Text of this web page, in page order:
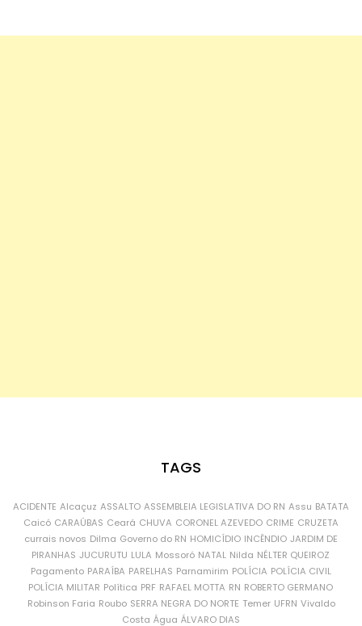
TAGS
ACIDENTE Alcaçuz ASSALTO ASSEMBLEIA LEGISLATIVA DO RN Assu BATATA
Caicó CARAÚBAS Ceará CHUVA CORONEL AZEVEDO CRIME CRUZETA
currais novos Dilma Governo do RN HOMICÍDIO INCÊNDIO JARDIM DE
PIRANHAS JUCURUTU LULA Mossoró NATAL Nilda NÉLTER QUEIROZ
Pagamento PARAÍBA PARELHAS Parnamirim POLÍCIA POLÍCIA CIVIL
POLÍCIA MILITAR Política PRF RAFAEL MOTTA RN ROBERTO GERMANO
Robinson Faria Roubo SERRA NEGRA DO NORTE Temer UFRN Vivaldo
Costa Água ÁLVARO DIAS